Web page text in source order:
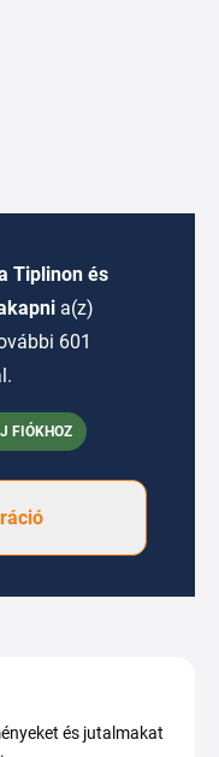
Tiplinon és
a(z)
601
FIÓKHOZ
és jutalmakat